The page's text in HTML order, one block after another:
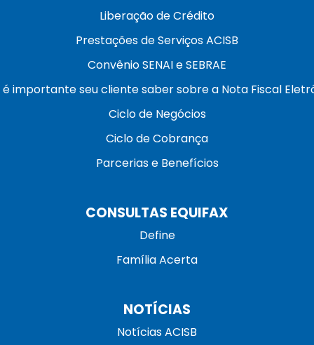
Liberação de Crédito
Prestações de Serviços ACISB
Convênio SENAI e SEBRAE
é importante seu cliente saber sobre a Nota Fiscal
Ciclo de Negócios
Ciclo de Cobrança
Parcerias e Benefícios
CONSULTAS EQUIFAX
Define
Família Acerta
NOTÍCIAS
Notícias ACISB